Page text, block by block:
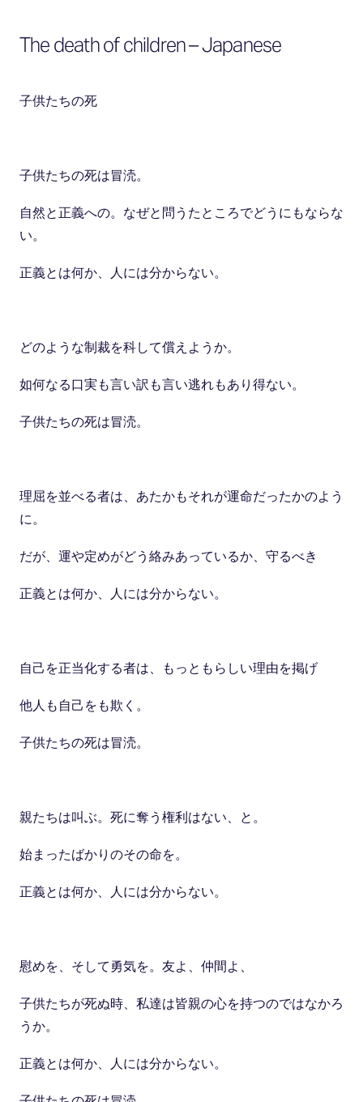
The death of children – Japanese
子供たちの死
子供たちの死は冒涜。
自然と正義への。なぜと問うたところでどうにもならな
い。
正義とは何か、人には分からない。
どのような制裁を科して償えようか。
如何なる口実も言い訳も言い逃れもあり得ない。
子供たちの死は冒涜。
理屈を並べる者は、 あたかもそれが運命だったかのよう
に。
だが、運や定めがどう絡みあっているか、守るべき
正義とは何か、人には分からない。
自己を正当化する者は、もっともらしい理由を掲げ
他人も自己をも欺く 。
子供たちの死は冒涜。
親たちは叫ぶ。死に奪う権利はない、と。
始まったばかりのその命を。
正義とは何か、人には分からない。
慰めを、そして勇気を。友よ、仲間よ、
子供たちが死ぬ時、私達は皆親の心を持つのではなかろ
うか。
正義とは何か、人には分からない。